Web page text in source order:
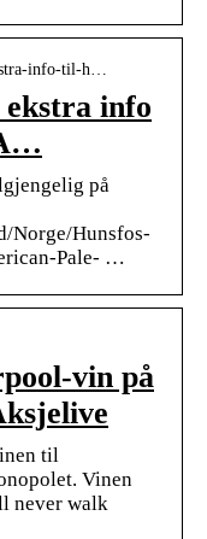
info-til-h…
info
på
Norge/Hunsfos-
Pale- …
vin på
til
Vinen
never walk